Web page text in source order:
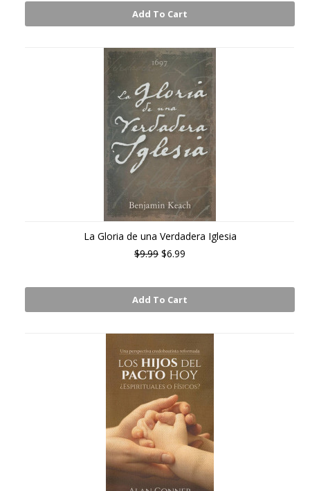
Add To Cart
La Gloria de una Verdadera Iglesia
$9.99 $6.99
Add To Cart